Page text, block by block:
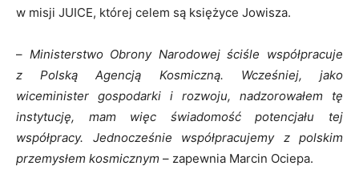
w misji JUICE, której celem są księżyce Jowisza.
– Ministerstwo Obrony Narodowej ściśle współpracuje
z Polską Agencją Kosmiczną. Wcześniej, jako
wiceminister gospodarki i rozwoju, nadzorowałem tę
instytucję, mam więc świadomość potencjału tej
współpracy. Jednocześnie współpracujemy z polskim
przemysłem kosmicznym – zapewnia Marcin Ociepa.